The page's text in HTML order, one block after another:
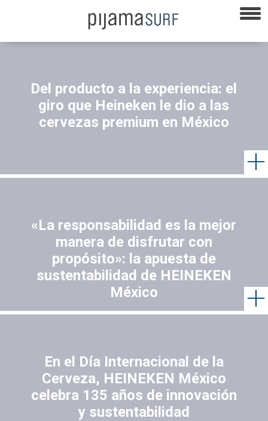
Del producto a la experiencia: el
giro que Heineken le dio a las
cervezas premium en México
«La responsabilidad es la mejor
manera de disfrutar con
propósito»: la apuesta de
sustentabilidad de HEINEKEN
México
En el Día Internacional de la
Cerveza, HEINEKEN México
celebra 135 años de innovación
y sustentabilidad